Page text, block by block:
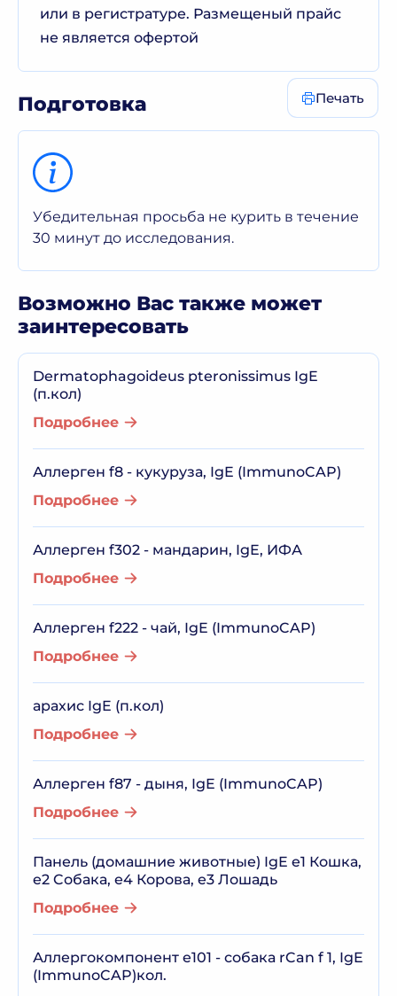
или в регистратуре. Размещеный прайс
не является офертой
Подготовка Печать
Убедительная просьба не курить в течение
30 минут до исследования.
Возможно Вас также может
заинтересовать
Dermatophagoideus pteronissimus IgE
(п.кол)
Подробнее
Аллерген f8 - кукуруза, IgE (ImmunoCAP)
Подробнее
Аллерген f302 - мандарин, IgE, ИФА
Подробнее
Аллерген f222 - чай, IgE (ImmunoCAP)
Подробнее
арахис IgE (п.кол)
Подробнее
Аллерген f87 - дыня, IgE (ImmunoCAP)
Подробнее
Панель (домашние животные) IgE e1 Кошка,
e2 Cобака, е4 Корова, e3 Лошадь
Подробнее
Аллергокомпонент e101 - собака rCan f 1, IgE
(ImmunoCAP)кол.